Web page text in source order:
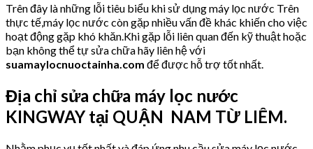
Trên đây là những lỗi tiêu biểu khi sử dụng máy lọc nước Trên
thực tế,máy lọc nước còn gặp nhiều vấn đề khác khiến cho việc
hoạt động gặp khó khăn.Khi gặp lỗi liên quan đến kỹ thuật hoặc
bạn không thể tự sửa chữa hãy liên hệ với
suamaylocnuoctainha.com để được hỗ trợ tốt nhất.
Địa chỉ sửa chữa máy lọc nước
KINGWAY tại QUẬN NAM TỪ LIÊM.